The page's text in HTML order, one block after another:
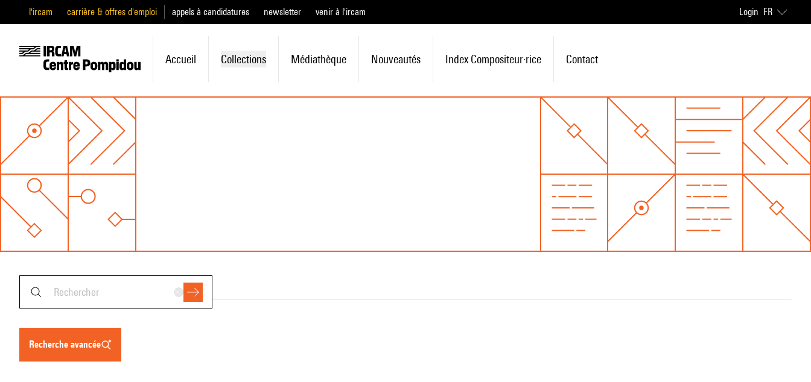
l'ircam carrière & offres d'emploi appels à candidatures newsletter venir à l'ircam Login FR
Accueil Collections Médiathèque Nouveautés Index Compositeur·rice Contact
recherche avancée